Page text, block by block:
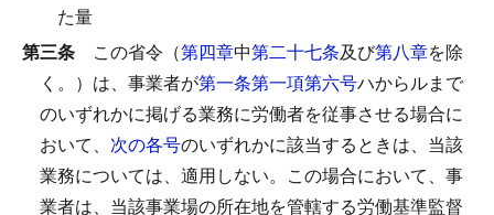
た量
第三条
この省令（第四章中第二十七条及び第八章を除
く。）は、事業者が第一条第一項第六号ハからルまで
のいずれかに掲げる業務に労働者を従事させる場合に
おいて、 次の各号のいずれかに該当するときは、当該
業務については、適用しない。 この場合において、事
業者は、当該事業場の所在地を管轄する労働基準監督